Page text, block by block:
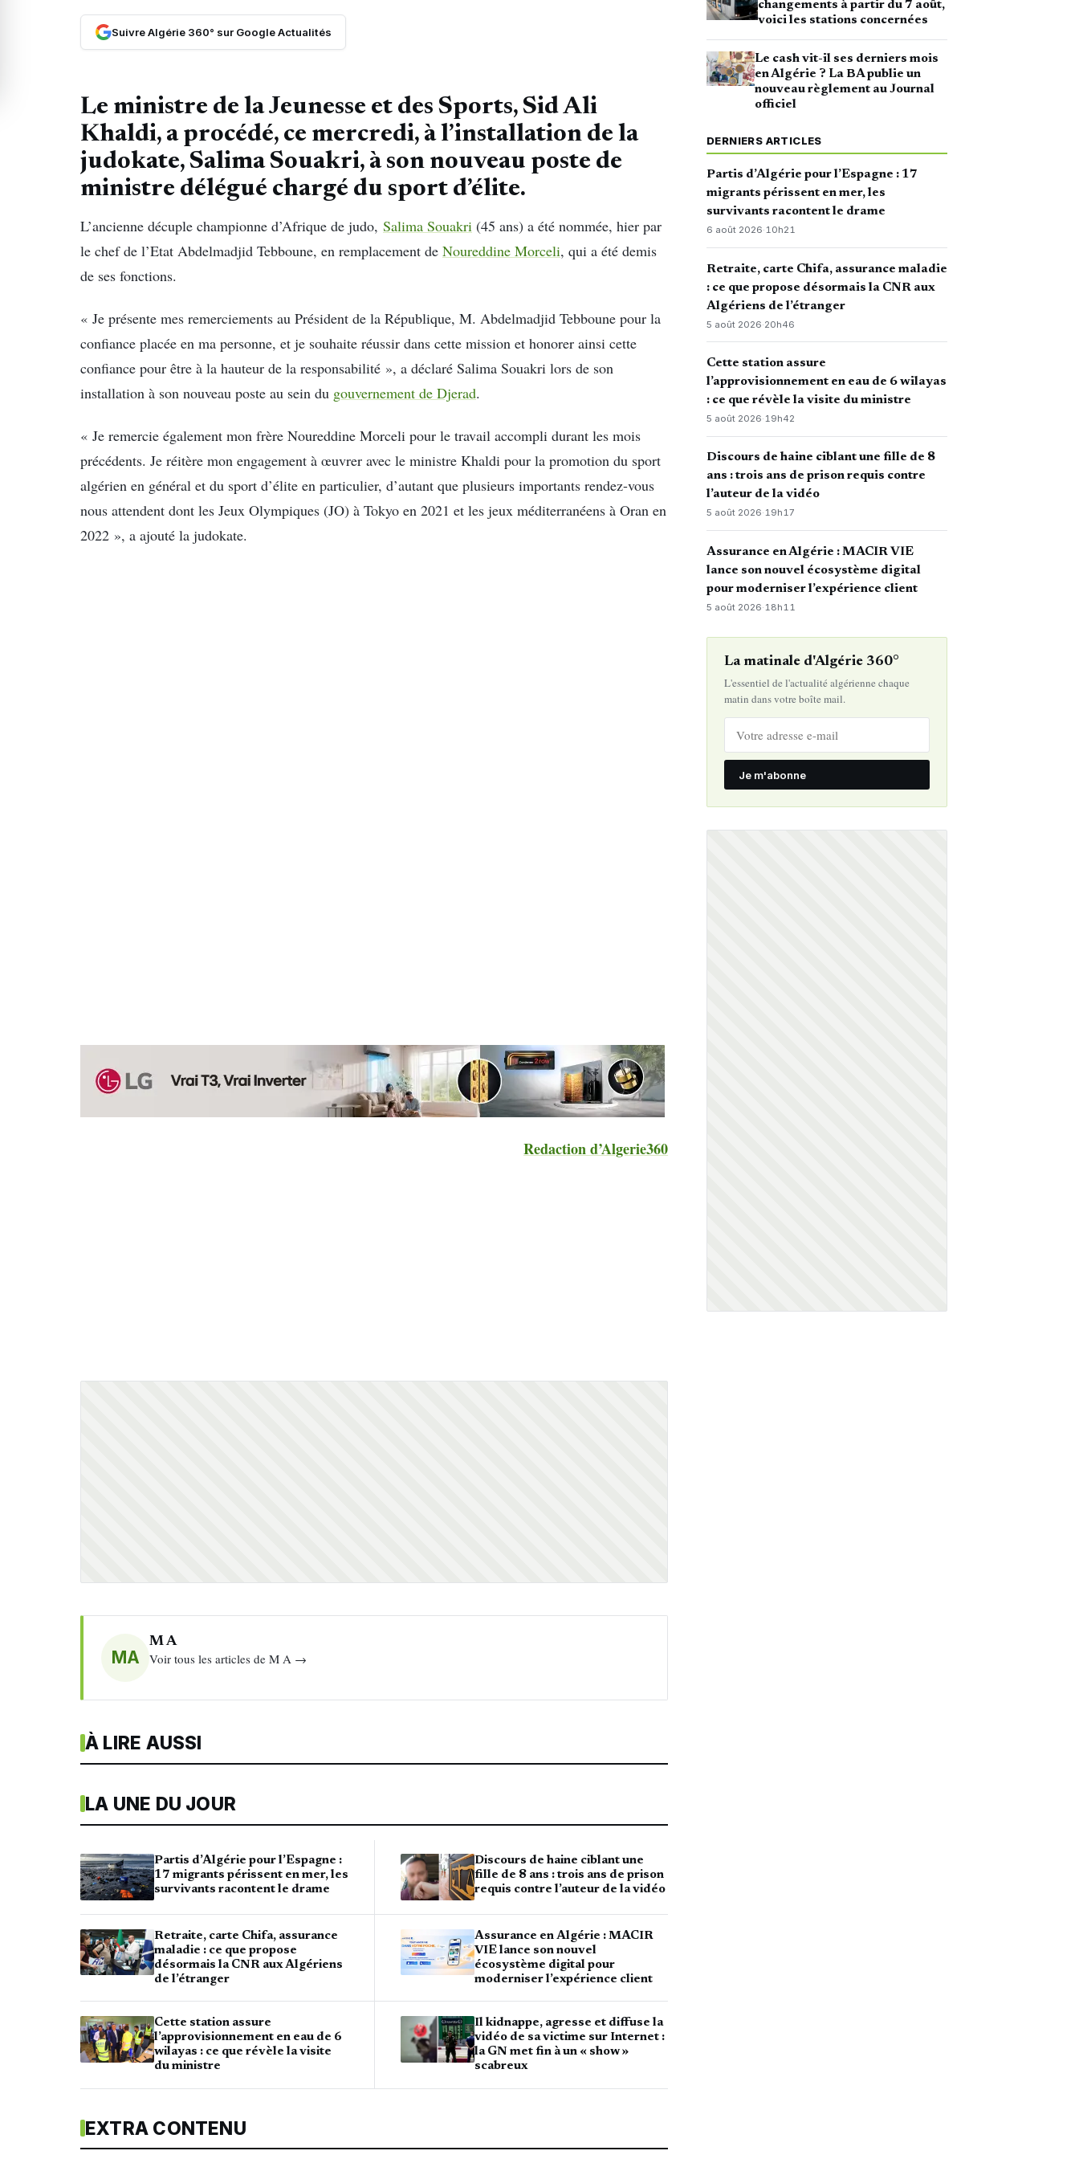
Suivre Algérie 360° sur Google Actualités
Le ministre de la Jeunesse et des Sports, Sid Ali
Khaldi, a procédé, ce mercredi, à l’installation de la
judokate, Salima Souakri, à son nouveau poste de
ministre délégué chargé du sport d’élite.
L’ancienne décuple championne d’Afrique de judo, Salima Souakri (45 ans) a été nommée, hier par
le chef de l’Etat Abdelmadjid Tebboune, en remplacement de Noureddine Morceli, qui a été demis
de ses fonctions.
« Je présente mes remerciements au Président de la République, M. Abdelmadjid Tebboune pour la
confiance placée en ma personne, et je souhaite réussir dans cette mission et honorer ainsi cette
confiance pour être à la hauteur de la responsabilité », a déclaré Salima Souakri lors de son
installation à son nouveau poste au sein du gouvernement de Djerad.
« Je remercie également mon frère Noureddine Morceli pour le travail accompli durant les mois
précédents. Je réitère mon engagement à œuvrer avec le ministre Khaldi pour la promotion du sport
algérien en général et du sport d’élite en particulier, d’autant que plusieurs importants rendez-vous
nous attendent dont les Jeux Olympiques (JO) à Tokyo en 2021 et les jeux méditerranéens à Oran en
2022 », a ajouté la judokate.
Redaction d’Algerie360
MA
M A
Voir tous les articles de M A →
À LIRE AUSSI
LA UNE DU JOUR
Partis d’Algérie pour l’Espagne :
17 migrants périssent en mer, les
survivants racontent le drame
Retraite, carte Chifa, assurance
maladie : ce que propose
désormais la CNR aux Algériens
de l’étranger
Cette station assure
l’approvisionnement en eau de 6
wilayas : ce que révèle la visite
du ministre
Discours de haine ciblant une
fille de 8 ans : trois ans de prison
requis contre l’auteur de la vidéo
Assurance en Algérie : MACIR
VIE lance son nouvel
écosystème digital pour
moderniser l’expérience client
Il kidnappe, agresse et diffuse la
vidéo de sa victime sur Internet :
la GN met fin à un « show »
scabreux
EXTRA CONTENU
changements à partir du 7 août,
voici les stations concernées
Le cash vit-il ses derniers mois
en Algérie ? La BA publie un
nouveau règlement au Journal
officiel
DERNIERS ARTICLES
Partis d’Algérie pour l’Espagne : 17
migrants périssent en mer, les
survivants racontent le drame
6 août 2026·10h21
Retraite, carte Chifa, assurance maladie
: ce que propose désormais la CNR aux
Algériens de l’étranger
5 août 2026·20h46
Cette station assure
l’approvisionnement en eau de 6 wilayas
: ce que révèle la visite du ministre
5 août 2026·19h42
Discours de haine ciblant une fille de 8
ans : trois ans de prison requis contre
l’auteur de la vidéo
5 août 2026·19h17
Assurance en Algérie : MACIR VIE
lance son nouvel écosystème digital
pour moderniser l’expérience client
5 août 2026· 18h11
La matinale d'Algérie 360°
L'essentiel de l'actualité algérienne chaque
matin dans votre boîte mail.
Je m'abonne